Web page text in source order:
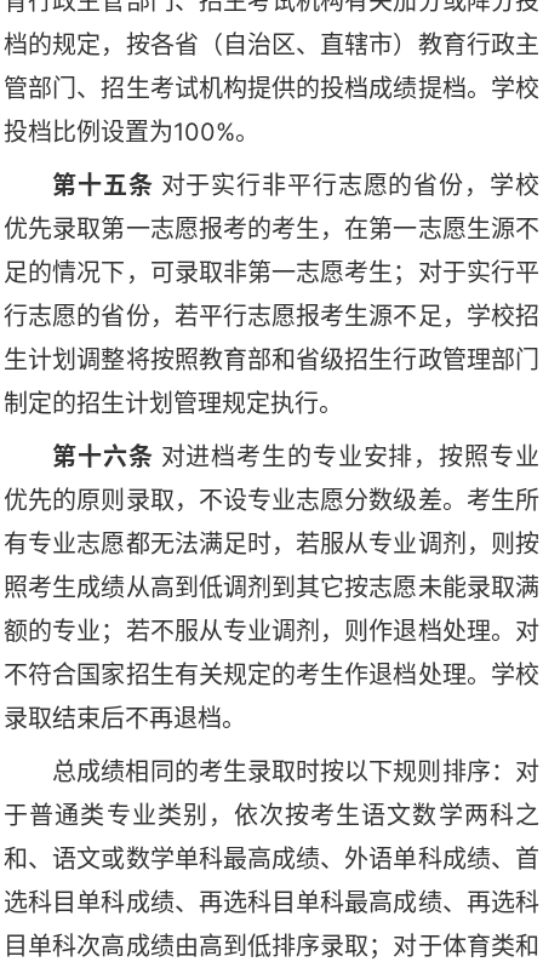
档的规定，按各省（自治区、直辖市）教育行政主
管部门、招生考试机构提供的投档成绩提档。 学校
投档比例设置为100%。
第十五条 对于实行非平行志愿的省份，学校
优先录取第一志愿报考的考生，在第一志愿生源不
足的情况下，可录取非第一志愿考生；对于实行平
行志愿的省份，若平行志愿报考生源不足，学校招
生计划调整将按照教育部和省级招生行政管理部门
制定的招生计划管理规定执行。
第十六条 对进档考生的专业安排，按照专业
优先的原则录取，不设专业志愿分数级差。考生所
有专业志愿都无法满足时，若服从专业调剂，则按
照考生成绩从高到低调剂到其它按志愿未能录取满
额的专业；若不服从专业调剂，则作退档处理。 对
不符合国家招生有关规定的考生作退档处理。学校
录取结束后不再退档。
总成绩相同的考生录取时按以下规则排序：对
于普通类专业类别，依次按考生语文数学两科之
和、语文或数学单科最高成绩、外语单科成绩、首
选科目单科成绩、再选科目单科最高成绩、再选科
目单科次高成绩由高到低排序录取；对于体育类和